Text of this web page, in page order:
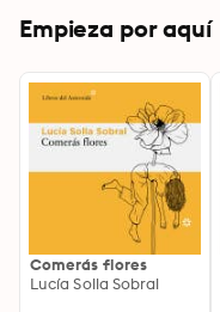
Empieza por aquí
Comerás flores
Lucía Solla Sobral